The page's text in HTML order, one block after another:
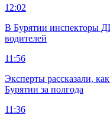
12:02
В Бурятии инспекторы
водителей
11:56
Эксперты рассказали,
Бурятии за полгода
11:36